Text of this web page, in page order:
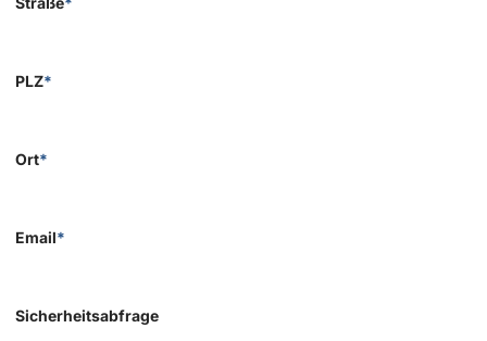
PLZ*
Ort*
Email*
Sicherheitsabfrage